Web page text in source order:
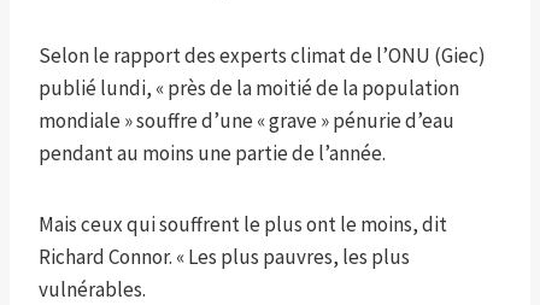
Selon le rapport des experts climat de l’ONU (Giec)
publié lundi, « près de la moitié de la population
mondiale » souffre d’une « grave » pénurie d’eau
pendant au moins une partie de l’année.
Mais ceux qui souffrent le plus ont le moins, dit
Richard Connor. « Les plus pauvres, les plus
vulnérables.